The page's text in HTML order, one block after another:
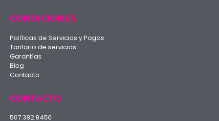
CONDICIONES
Políticas de Servicios y Pagos
Tarifario de servicios
Garantías
Blog
Contacto
CONTACTO
507.382.8450